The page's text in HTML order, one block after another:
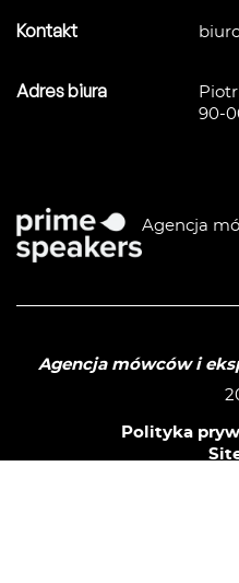
Agencja
Kontakt
Adres biura
90-
Agencja mówców i
Polityka